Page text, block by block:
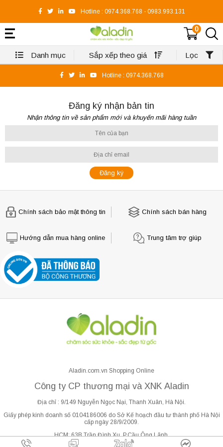
Hotline : 0974.368.768 - 0983.993.131
0
Danh mục Sắp xếp theo giá Lọc
Hotline : 0974.368.768
Đăng ký nhận bản tin
Nhận thông tin về sản phẩm mới và khuyến mãi hàng tuần
Chính sách bảo mật thông tin Chính sách bán hàng
Hướng dẫn mua hàng online Trung tâm trợ giúp
Aladin.com.vn Shopping Online
Công ty CP thương mại và XNK Aladin
Địa chỉ : 9/149 Nguyễn Ngọc Nại, Thanh Xuân, Hà Nội.
Giấy phép kinh doanh số 0104186006 do Sở Kế hoạch đầu tư thành phố Hà Nội
cấp ngày 28/9/2009.
HCM: 63B Trần Đình Xu, P.Cầu Ông Lãnh.